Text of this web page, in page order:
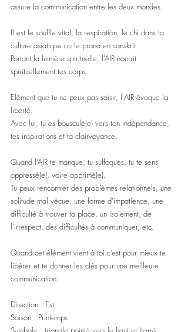
assure la communication entre les deux mondes.
Il est le souffle vital, la respiration, le chi dans la
culture asiatique ou le prana en sanskrit.
Portant la lumière spirituelle, l’AIR nourrit
spirituellement tes corps.
Elément que tu ne peux pas saisir, l'AIR évoque la
liberté.
Avec lui, tu es bousculé(e) vers ton indépendance,
tes inspirations et ta clairvoyance.
Quand l’AIR te manque, tu suffoques, tu te sens
oppressé(e), voire opprimé(e).
Tu peux rencontrer des problèmes relationnels, une
solitude mal vécue, une forme d’impatience, une
difficulté à trouver ta place, un isolement, de
l’irrespect, des difficultés à communiquer, etc.
Quand cet élément vient à toi c’est pour mieux te
libérer et te donner les clés pour une meilleure
communication.
Direction : Est
Saison : Printemps